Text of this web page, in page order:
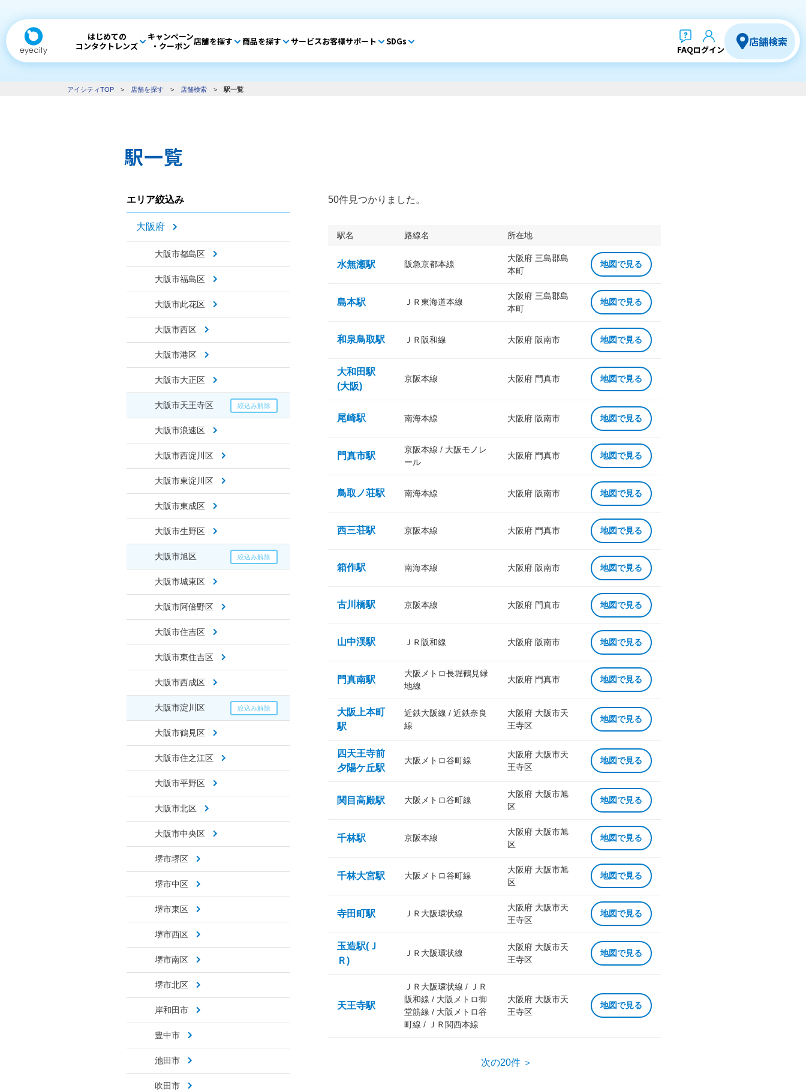
はじめての
コンタクトレンズ
キャンペーン
・クーポン 店舗を探す 商品を探す サービスお客様サポート SDGs
FAQログイン
店舗検索
アイシティTOP > 店舗を探す > 店舗検索 > 駅一覧
駅一覧
エリア絞込み
大阪府
大阪市都島区
大阪市福島区
大阪市此花区
大阪市西区
大阪市港区
大阪市大正区
大阪市天王寺区
大阪市浪速区
大阪市西淀川区
大阪市東淀川区
大阪市東成区
大阪市生野区
大阪市旭区
大阪市城東区
大阪市阿倍野区
大阪市住吉区
大阪市東住吉区
大阪市西成区
大阪市淀川区
大阪市鶴見区
大阪市住之江区
大阪市平野区
大阪市北区
大阪市中央区
堺市堺区
堺市中区
堺市東区
堺市西区
堺市南区
堺市北区
岸和田市
豊中市
池田市
吹田市
50件見つかりました。
駅名 路線名 所在地
水無瀬駅 阪急京都本線
大阪府 三島郡島
本町
地図で見る
島本駅 ＪＲ東海道本線
大阪府 三島郡島
本町
地図で見る
和泉鳥取駅 ＪＲ阪和線 大阪府 阪南市 地図で見る
大和田駅
(大阪)
京阪本線 大阪府 門真市 地図で見る
尾崎駅 南海本線 大阪府 阪南市 地図で見る
門真市駅
京阪本線 / 大阪モノレ
ール
大阪府 門真市 地図で見る
鳥取ノ荘駅 南海本線 大阪府 阪南市 地図で見る
西三荘駅 京阪本線 大阪府 門真市 地図で見る
箱作駅 南海本線 大阪府 阪南市 地図で見る
古川橋駅 京阪本線 大阪府 門真市 地図で見る
山中渓駅 ＪＲ阪和線 大阪府 阪南市 地図で見る
門真南駅
大阪メトロ長堀鶴見緑
地線
大阪府 門真市 地図で見る
大阪上本町
駅
近鉄大阪線 / 近鉄奈良
線
大阪府 大阪市天
王寺区
地図で見る
四天王寺前
夕陽ケ丘駅
大阪メトロ谷町線
大阪府 大阪市天
王寺区
地図で見る
関目高殿駅 大阪メトロ谷町線
大阪府 大阪市旭
区
地図で見る
千林駅 京阪本線
大阪府 大阪市旭
区
地図で見る
千林大宮駅 大阪メトロ谷町線
大阪府 大阪市旭
区
地図で見る
寺田町駅 ＪＲ大阪環状線
大阪府 大阪市天
王寺区
地図で見る
玉造駅(Ｊ
Ｒ)
ＪＲ大阪環状線
大阪府 大阪市天
王寺区
地図で見る
天王寺駅
ＪＲ大阪環状線 / ＪＲ
阪和線 / 大阪メトロ御
堂筋線 / 大阪メトロ谷
町線 / ＪＲ関西本線
大阪府 大阪市天
王寺区
地図で見る
次の20件 ＞